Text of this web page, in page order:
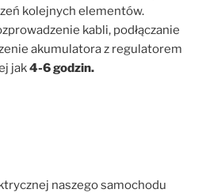
kolejnych elementów.
kabli, podłączanie
akumulatora z regulatorem
jak4-6 godzin.
naszego samochodu